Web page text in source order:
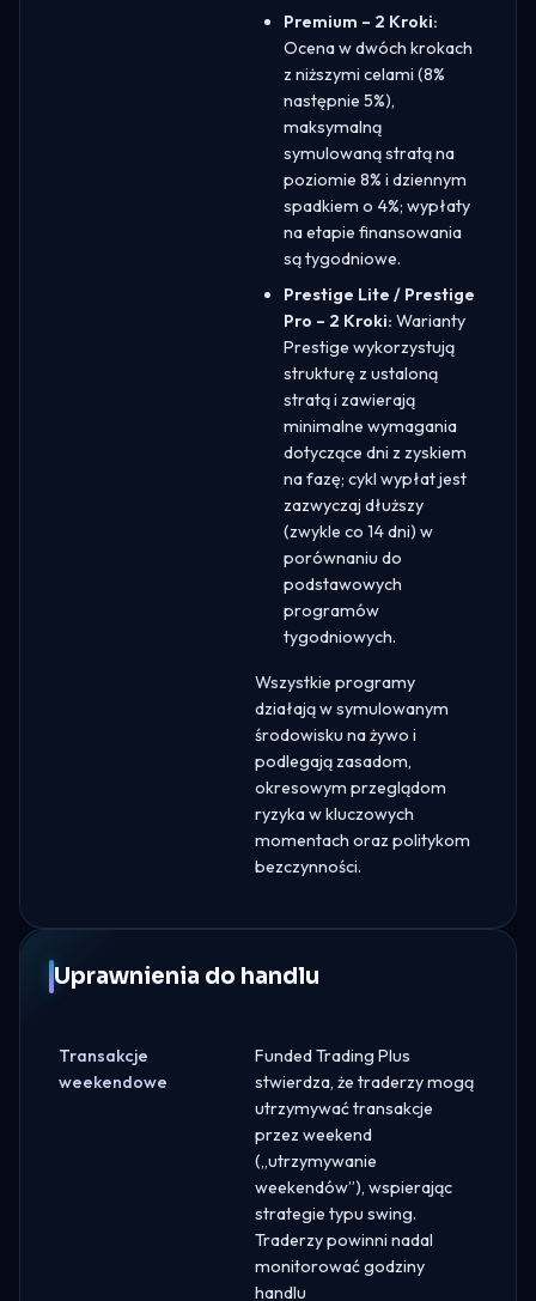
Premium – 2 Kroki:
Ocena w dwóch krokach
z niższymi celami (8%
następnie 5%),
maksymalną
symulowaną stratą na
poziomie 8% i dziennym
spadkiem o 4%; wypłaty
na etapie finansowania
są tygodniowe.
Prestige Lite / Prestige
Pro – 2 Kroki: Warianty
Prestige wykorzystują
strukturę z ustaloną
stratą i zawierają
minimalne wymagania
dotyczące dni z zyskiem
na fazę; cykl wypłat jest
zazwyczaj dłuższy
(zwykle co 14 dni) w
porównaniu do
podstawowych
programów
tygodniowych.
Wszystkie programy
działają w symulowanym
środowisku na żywo i
podlegają zasadom,
okresowym przeglądom
ryzyka w kluczowych
momentach oraz politykom
bezczynności.
Uprawnienia do handlu
Transakcje
weekendowe
Funded Trading Plus
stwierdza, że traderzy mogą
utrzymywać transakcje
przez weekend
(„utrzymywanie
weekendów”), wspierając
strategie typu swing.
Traderzy powinni nadal
monitorować godziny
handlu